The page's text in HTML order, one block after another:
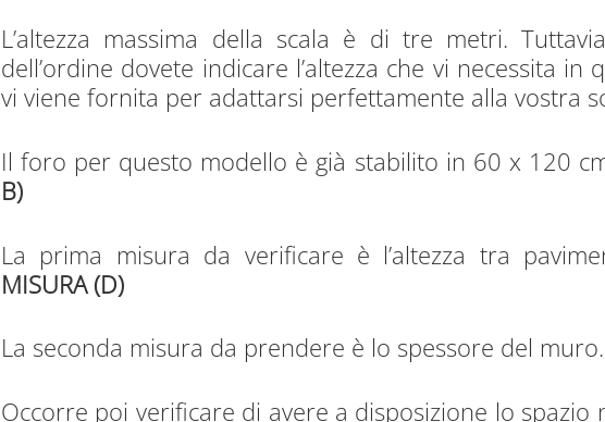
L’altezza massima della scala è di tre metri.
dell’ordine dovete indicare l’altezza che vi necessita in
vi viene fornita per adattarsi perfettamente alla vostra
Il foro per questo modello è già stabilito in 60 x 120
B)
La prima misura da verificare è l’altezza tra
MISURA (D)
La seconda misura da prendere è lo spessore del muro.
Occorre poi verificare di avere a disposizione lo spazio